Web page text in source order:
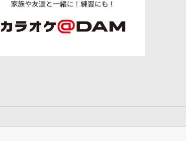
家族や友達と一緒に！練習にも！